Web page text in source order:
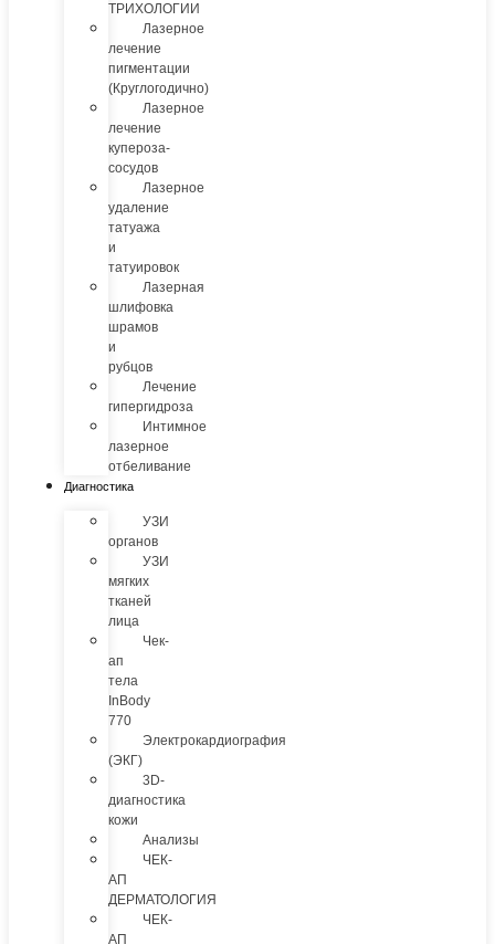
ТРИХОЛОГИИ
Лазерное
лечение
пигментации
(Круглогодично)
Лазерное
лечение
купероза-
сосудов
Лазерное
удаление
татуажа
и
татуировок
Лазерная
шлифовка
шрамов
и
рубцов
Лечение
гипергидроза
Интимное
лазерное
отбеливание
Диагностика
УЗИ
органов
УЗИ
мягких
тканей
лица
Чек-
ап
тела
InBody
770
Электрокардиография
(ЭКГ)
3D-
диагностика
кожи
Анализы
ЧЕК-
АП
ДЕРМАТОЛОГИЯ
ЧЕК-
АП